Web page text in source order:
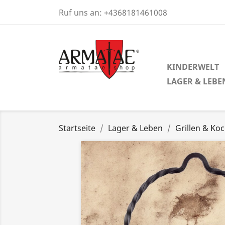
Ruf uns an: +4368181461008
KINDERWELT
LAGER &
Startseite Lager & Leben Grillen &